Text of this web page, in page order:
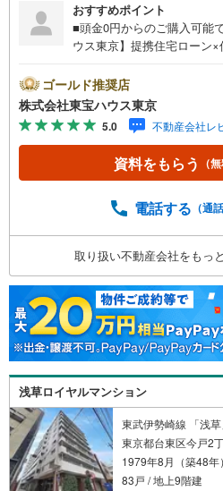
おすすめポイント
■頭金0円からのご購入可能
ウス東京】提携住宅ローン
ayボーナスライトがもらえ
キャンペーン」の対象にな
学予約をする」ボタンから
ahoo！ JAPAN IDでログイ
ナスライトは出金と譲渡は
料のご請求はお気軽にどう
ゴールド推奨店
株式会社東宝ハウス東京
5.0 不動産会社レ
資料をもらう （
電話する （通
取り扱い不動産会社をもっ
浅草ロイヤルマンション
東武伊勢崎線 「浅
東京都台東区今戸2
1979年8月（築48年）
83戸 / 地上9階建